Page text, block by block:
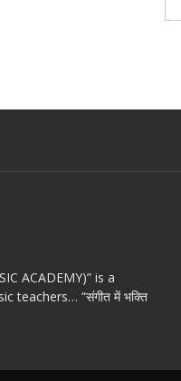
ACADEMY)” is a
teachers… “संगीत में भक्ति